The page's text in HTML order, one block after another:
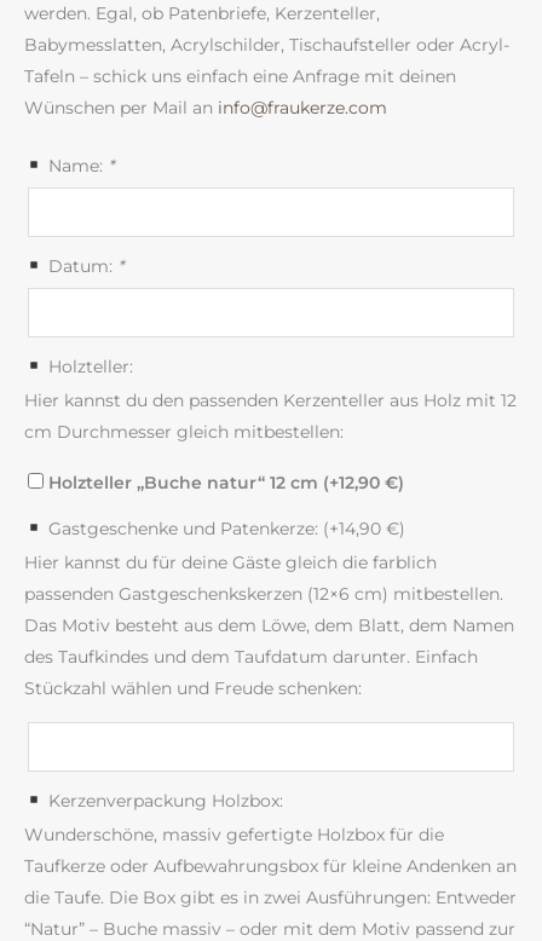
werden. Egal, ob Patenbriefe, Kerzenteller,
Babymesslatten, Acrylschilder, Tischaufsteller oder Acryl-
Tafeln – schick uns einfach eine Anfrage mit deinen
Wünschen per Mail an info@fraukerze.com
Name: *
Datum: *
Holzteller:
Hier kannst du den passenden Kerzenteller aus Holz mit 12
cm Durchmesser gleich mitbestellen:
Holzteller „Buche natur“ 12 cm (+12,90 €)
Gastgeschenke und Patenkerze: (+14,90 €)
Hier kannst du für deine Gäste gleich die farblich
passenden Gastgeschenkskerzen (12×6 cm) mitbestellen.
Das Motiv besteht aus dem Löwe, dem Blatt, dem Namen
des Taufkindes und dem Taufdatum darunter. Einfach
Stückzahl wählen und Freude schenken:
Kerzenverpackung Holzbox:
Wunderschöne, massiv gefertigte Holzbox für die
Taufkerze oder Aufbewahrungsbox für kleine Andenken an
die Taufe. Die Box gibt es in zwei Ausführungen: Entweder
“Natur” – Buche massiv – oder mit dem Motiv passend zur